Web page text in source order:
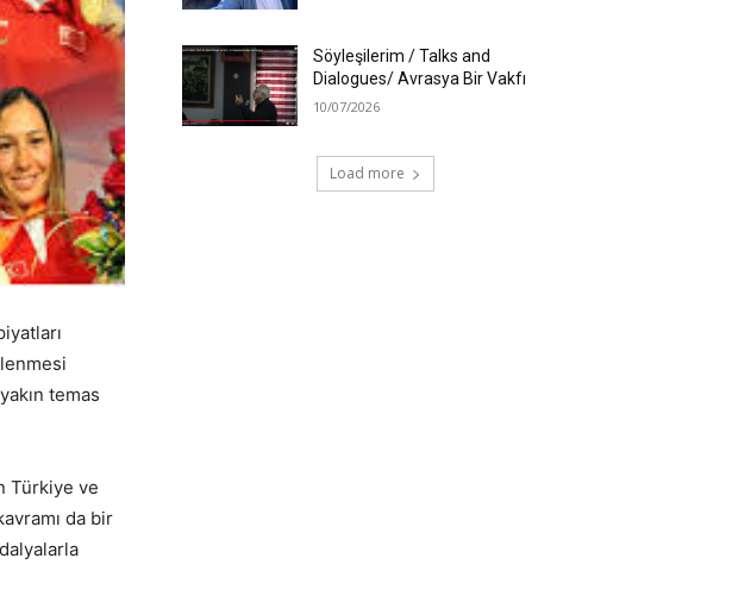
temas
Türkiye ve
da bir
Söyleşilerim / Talks and
Dialogues/ Avrasya Bir Vakfı
10/07/2026
Load more